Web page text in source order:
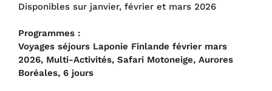
Disponibles sur janvier, février et mars 2026
Programmes :
Voyages séjours Laponie Finlande février mars
2026, Multi-Activités, Safari Motoneige, Aurores
Boréales, 6 jours